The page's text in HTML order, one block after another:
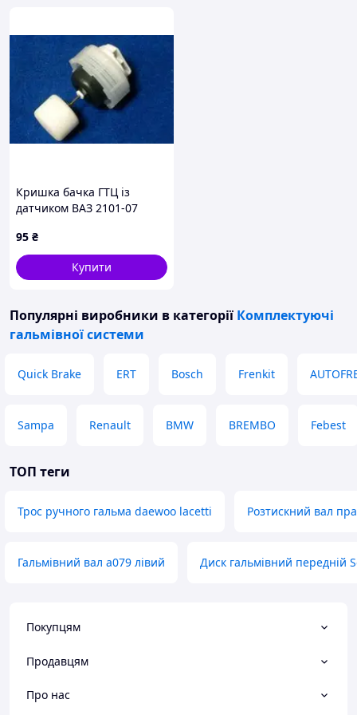
Кришка бачка ГТЦ із
датчиком ВАЗ 2101-07
95 ₴
Купити
Популярні виробники в категорії Комплектуючі
гальмівної системи
Quick Brake ERT Bosch Frenkit
Sampa Renault BMW BREMBO Febest
ТОП теги
Трос ручного гальма daewoo lacetti Розтискний вал
Гальмівний вал a079 лівий Диск гальмівний передній
Покупцям
Продавцям
Про нас